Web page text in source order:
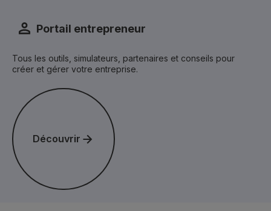
Portail entrepreneur
Tous les outils, simulateurs, partenaires et conseils pour
créer et gérer votre entreprise.
Découvrir
Découvrir